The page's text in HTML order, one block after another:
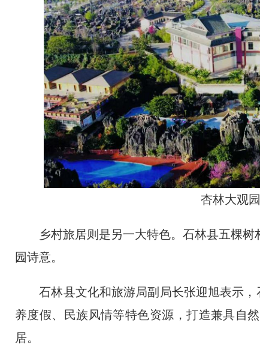
杏林大观
乡村旅居则是另一大特色。石林县五棵树
园诗意。
石林县文化和旅游局副局长张迎旭表示，
养度假、民族风情等特色资源，打造兼具自
居。